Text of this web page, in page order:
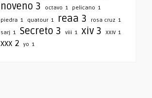
noveno 3 octavo 1 pelicano 1
piedra 1 quatour 1 reaa 3 rosa cruz 1
sarj 1 Secreto 3 viii 1 xiv 3 XXIV 1
xxx 2 yo 1